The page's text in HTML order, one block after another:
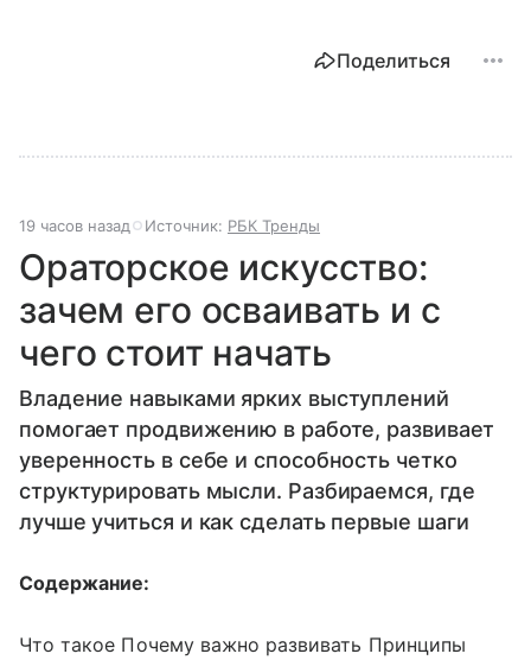
Поделиться
19 часов назад Источник: РБК Тренды
Ораторское искусство:
зачем его осваивать и с
чего стоит начать
Владение навыками ярких выступлений
помогает продвижению в работе, развивает
уверенность в себе и способность четко
структурировать мысли. Разбираемся, где
лучше учиться и как сделать первые шаги
Содержание:
Что такое Почему важно развивать Принципы